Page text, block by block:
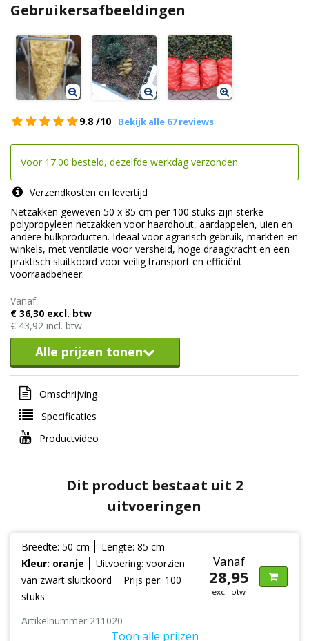
Gebruikersafbeeldingen
9.8 /10 Bekijk alle 67 reviews
Voor 17.00 besteld, dezelfde werkdag verzonden.
Verzendkosten en levertijd
Netzakken geweven 50 x 85 cm per 100 stuks zijn sterke
polypropyleen netzakken voor haardhout, aardappelen, uien en
andere bulkproducten. Ideaal voor agrarisch gebruik, markten en
winkels, met ventilatie voor versheid, hoge draagkracht en een
praktisch sluitkoord voor veilig transport en efficiënt
voorraadbeheer.
Vanaf
€ 36,30 excl. btw
€ 43,92 incl. btw
Alle prijzen tonen
Omschrijving
Specificaties
Productvideo
Dit product bestaat uit 2
uitvoeringen
Breedte: 50 cm
Lengte: 85 cm
Kleur: oranje
Uitvoering: voorzien
van zwart sluitkoord
Prijs per: 100
stuks
Vanaf
28,95
excl. btw
Artikelnummer 211020
Toon alle prijzen